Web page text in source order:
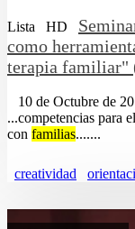
Lista HD
como
terapia familiar"
10 de Octubre de
...competencias para
con familias.......
creatividad